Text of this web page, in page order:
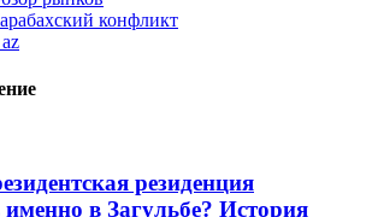
конфликт
резиденция
именно в Загульбе? История